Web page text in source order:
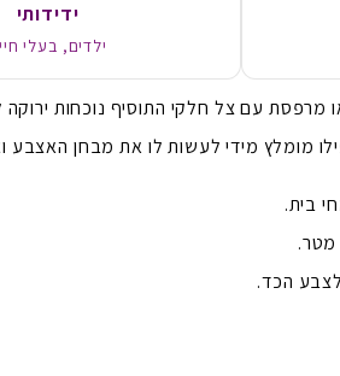
ידידותי
ילדים, בעלי
עם צל חלקי התוסיף נוכחות ירוקה
מומלץ מידי לעשות לו את מבחן
בית.
הכד.